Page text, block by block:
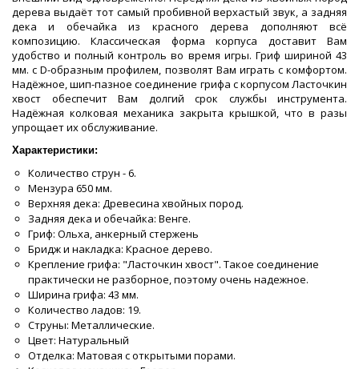
дерева выдаёт тот самый пробивной верхастый звук, а задняя
дека и обечайка из красного дерева дополняют всё
композицию. Классическая форма корпуса доставит Вам
удобство и полный контроль во время игры. Гриф шириной 43
мм. с D-образным профилем, позволят Вам играть с комфортом.
Надёжное, шип-пазное соединение грифа с корпусом Ласточкин
хвост обеспечит Вам долгий срок службы инструмента.
Надёжная колковая механика закрыта крышкой, что в разы
упрощает их обслуживание.
Характеристики:
Количество струн - 6.
Мензура 650 мм.
Верхняя дека: Древесина хвойных пород.
Задняя дека и обечайка: Венге.
Гриф: Ольха, анкерный стержень
Бридж и накладка: Красное дерево.
Крепление грифа: "Ласточкин хвост". Такое соединение
практически не разборное, поэтому очень надежное.
Ширина грифа: 43 мм.
Количество ладов: 19.
Струны: Металлические.
Цвет: Натуральный
Отделка: Матовая с открытыми порами.